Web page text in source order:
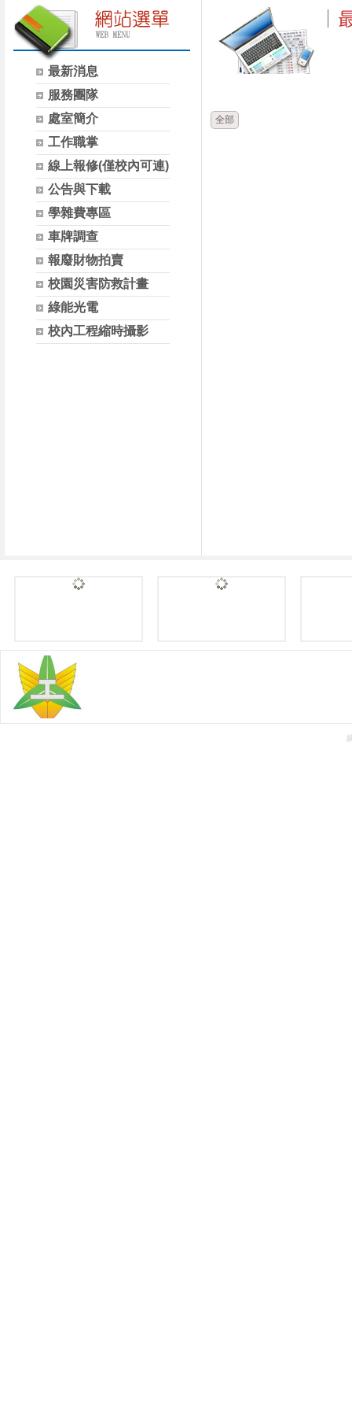
最新消息
服務團隊
處室簡介
工作職掌
線上報修(僅校內可連)
公告與下載
學雜費專區
車牌調查
報廢財物拍賣
校園災害防救計畫
綠能光電
校內工程縮時攝影
全部